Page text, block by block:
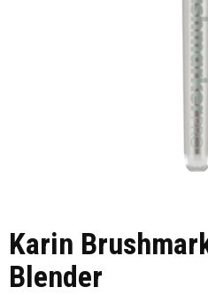
Karin
Blender